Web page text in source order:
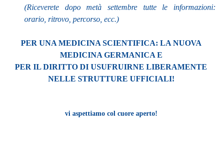
(Riceverete dopo metà settembre tutte le informazioni:
orario, ritrovo, percorso, ecc.)
PER UNA MEDICINA SCIENTIFICA: LA NUOVA
MEDICINA GERMANICA E
PER IL DIRITTO DI USUFRUIRNE LIBERAMENTE
NELLE STRUTTURE UFFICIALI!
vi aspettiamo col cuore aperto!